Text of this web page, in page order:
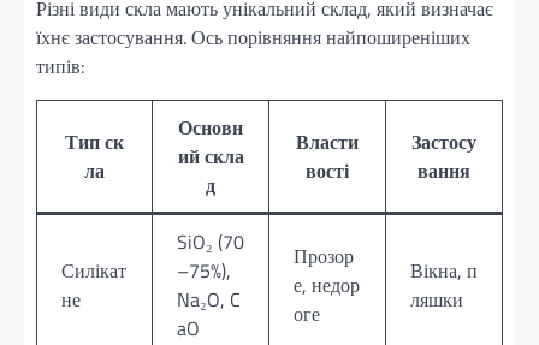
Різні види скла мають унікальний склад, який визначає
їхнє застосування. Ось порівняння найпоширеніших
типів:
Тип ск
ла
Основн
ий скла
д
Власти
вості
Застосу
вання
Силікат
не
SiO₂ (70
–75%),
Na₂O, C
aO
Прозор
е, недор
оге
Вікна, п
ляшки